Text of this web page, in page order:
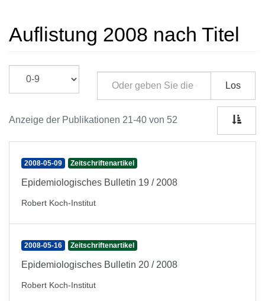
Auflistung 2008 nach Titel
Los
Anzeige der Publikationen 21-40 von 52
2008-05-09 Zeitschriftenartikel
Epidemiologisches Bulletin 19 / 2008
Robert Koch-Institut
2008-05-16 Zeitschriftenartikel
Epidemiologisches Bulletin 20 / 2008
Robert Koch-Institut